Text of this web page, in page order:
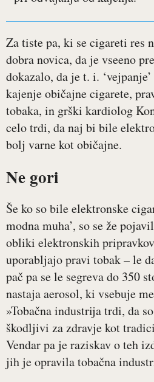
Za tiste pa, ki se cigareti res
dobra novica, da je vseeno
dokazalo, da je t. i.
kajenje običajne cigarete,
tobaka, in grški kardiolog
celo trdi, da naj bi bile
bolj varne kot običajne.
Ne gori
Še ko so bile elektronske
modna muha’, so se že
obliki elektronskih
uporabljajo pravi tobak – le
pač pa se le segreva do 350
nastaja aerosol, ki vsebuje
»Tobačna industrija trdi, da
škodljivi za zdravje kot
Vendar pa je raziskav o teh
jih je opravila tobačna